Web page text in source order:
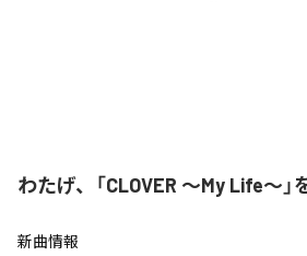
わたげ、「CLOVER ～My Life～
新曲情報